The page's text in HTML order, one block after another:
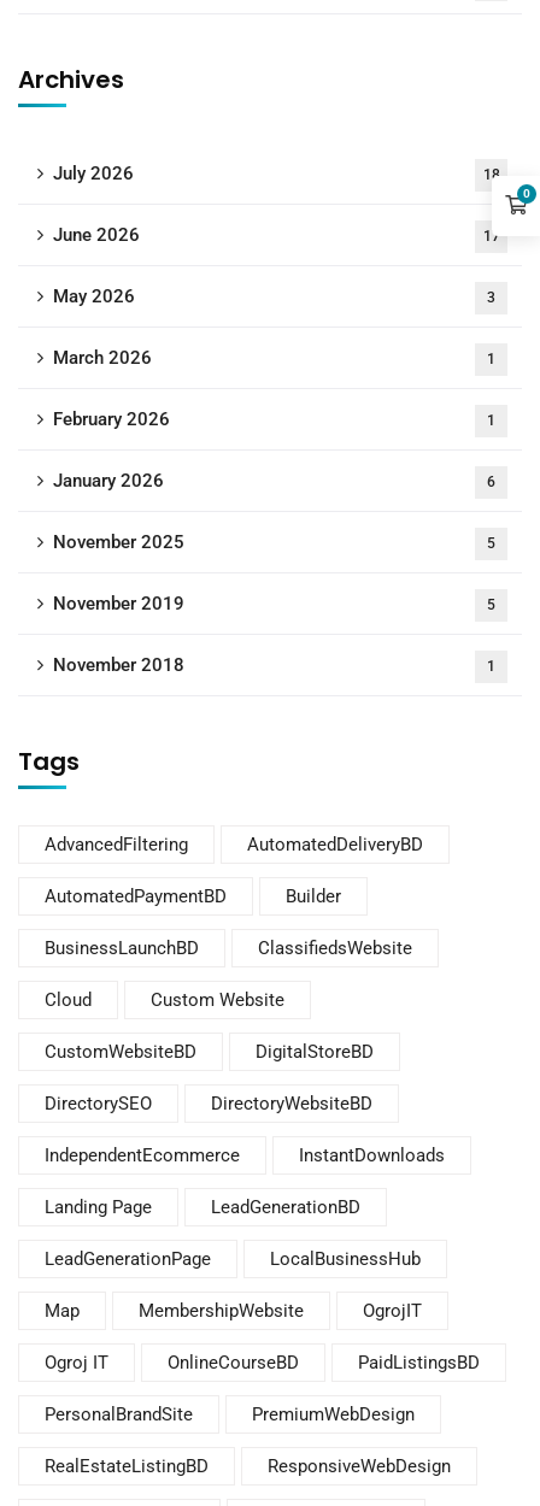
Archives
July 2026 18
June 2026 17
May 2026 3
March 2026 1
February 2026 1
January 2026 6
November 2025 5
November 2019 5
November 2018 1
Tags
AdvancedFiltering AutomatedDeliveryBD
AutomatedPaymentBD Builder
BusinessLaunchBD ClassifiedsWebsite
Cloud Custom Website
CustomWebsiteBD DigitalStoreBD
DirectorySEO DirectoryWebsiteBD
IndependentEcommerce InstantDownloads
Landing Page LeadGenerationBD
LeadGenerationPage LocalBusinessHub
Map MembershipWebsite OgrojIT
Ogroj IT OnlineCourseBD PaidListingsBD
PersonalBrandSite PremiumWebDesign
RealEstateListingBD ResponsiveWebDesign
0